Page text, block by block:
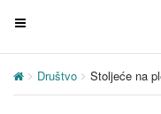
T
g
Društvo Stoljeće na